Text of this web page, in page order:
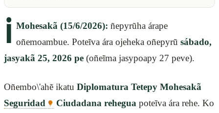
ℹ️ Mohesakã (15/6/2026): ñepyrũha árape
oñemoambue. Poteĩva ára ojeheka oñepyrũ sábado,
jasyakã 25, 2026 pe (oñeĩma jasypoapy 27 peve).
Oñembo\'ahẽ ikatu Diplomatura Tetepy Mohesakã
Seguridad
Ciudadana rehegua poteĩva ára rehe. Ko